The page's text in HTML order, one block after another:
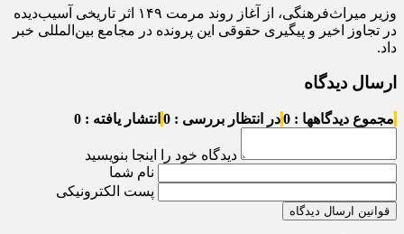
وزیر میراث‌فرهنگی، از آغاز روند مرمت ۱۴۹ اثر تاریخی آسیب‌دیده
در تجاوز اخیر و پیگیری حقوقی این پرونده در مجامع بین‌المللی خبر
داد.
ارسال دیدگاه
مجموع دیدگاهها : 0 در انتظار بررسی : 0 انتشار یافته : 0
دیدگاه خود را اینجا بنویسید
نام شما
پست الکترونیکی
قوانین ارسال دیدگاه